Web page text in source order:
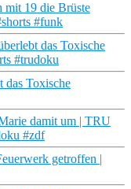
mit 19 die Brüste
#funk
das Toxische
#trudoku
das Toxische
damit um | TRU
#zdf
getroffen |